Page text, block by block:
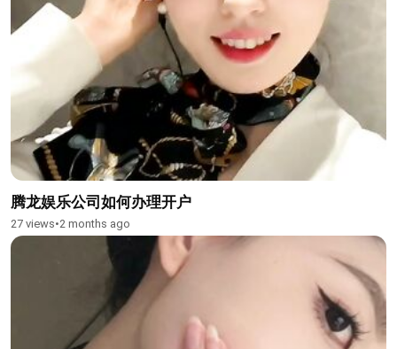
腾龙娱乐公司如何办理开户
27 views•2 months ago